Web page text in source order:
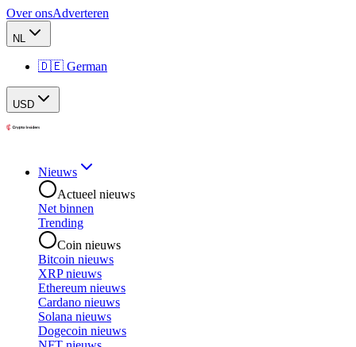
Over onsAdverteren
NL
🇩🇪 German
USD
Nieuws
Actueel nieuws
Net binnen
Trending
Coin nieuws
Bitcoin nieuws
XRP nieuws
Ethereum nieuws
Cardano nieuws
Solana nieuws
Dogecoin nieuws